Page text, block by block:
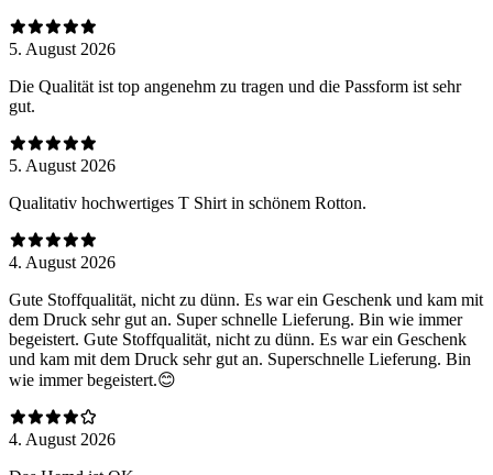
5. August 2026
Die Qualität ist top angenehm zu tragen und die Passform ist sehr
gut.
5. August 2026
Qualitativ hochwertiges T Shirt in schönem Rotton.
4. August 2026
Gute Stoffqualität, nicht zu dünn. Es war ein Geschenk und kam mit
dem Druck sehr gut an. Super schnelle Lieferung. Bin wie immer
begeistert. Gute Stoffqualität, nicht zu dünn. Es war ein Geschenk
und kam mit dem Druck sehr gut an. Superschnelle Lieferung. Bin
wie immer begeistert.😊
4. August 2026